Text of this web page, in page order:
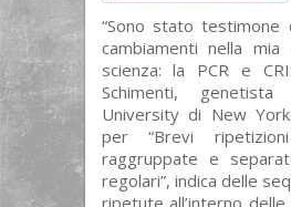
“Sono stato testimone
cambiamenti nella mia
scienza: la PCR e
Schimenti,
University di New
per “Brevi
raggruppate e
regolari”, indica delle
ripetute all’interno delle